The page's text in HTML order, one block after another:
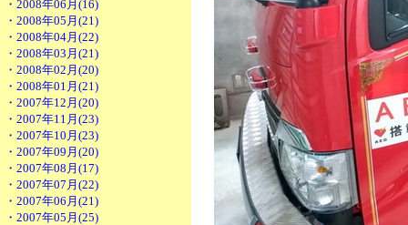
・2008年06月(16)
・2008年05月(21)
・2008年04月(22)
・2008年03月(21)
・2008年02月(20)
・2008年01月(21)
・2007年12月(20)
・2007年11月(23)
・2007年10月(23)
・2007年09月(20)
・2007年08月(17)
・2007年07月(22)
・2007年06月(21)
・2007年05月(25)